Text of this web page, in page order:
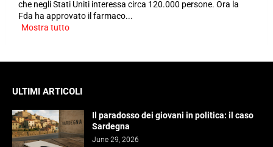
che negli Stati Uniti interessa circa 120.000 persone. Ora la
Fda ha approvato il farmaco...
Mostra tutto
ULTIMI ARTICOLI
Il paradosso dei giovani in politica: il caso
Sardegna
June 29, 2026